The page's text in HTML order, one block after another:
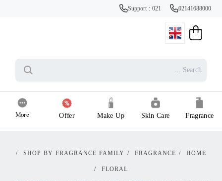
Support : 021 02141688000
Fragrance
Skin Care
Make Up
Offer
More
HOME
/
FRAGRANCE
/
SHOP BY FRAGRANCE FAMILY
/
FLORAL
/